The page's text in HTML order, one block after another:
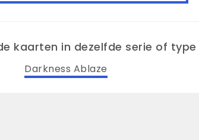
kaarten in dezelfde serie of type
Darkness Ablaze